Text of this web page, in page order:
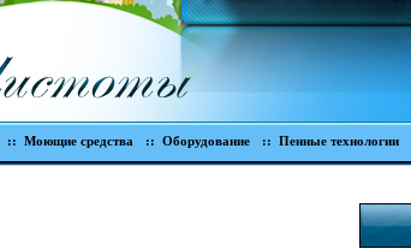
:: Моющие средства :: Оборудование :: Пенные технологии